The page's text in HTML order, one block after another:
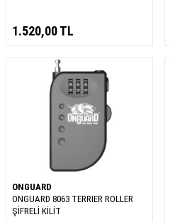
1.520,00TL
ONGUARD
ONGUARD 8063 TERRIER ROLLER
ŞİFRELİ KİLİT